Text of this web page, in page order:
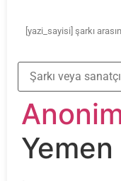
[yazi_sayisi] şarkı